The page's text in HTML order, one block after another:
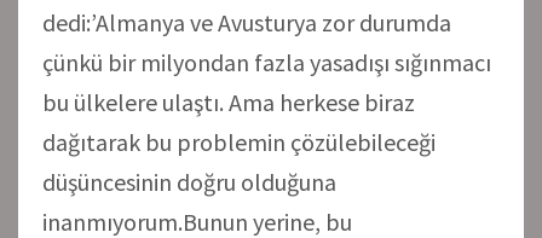
dedi:’Almanya ve Avusturya zor durumda
çünkü bir milyondan fazla yasadışı sığınmacı
bu ülkelere ulaştı. Ama herkese biraz
dağıtarak bu problemin çözülebileceği
düşüncesinin doğru olduğuna
inanmıyorum.Bunun yerine, bu